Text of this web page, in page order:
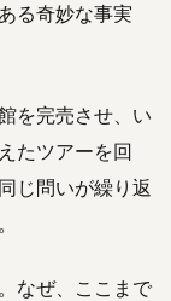
る奇妙な事実
を完売させ、い
たツアーを回
じ問いが繰り返
なぜ、ここまで